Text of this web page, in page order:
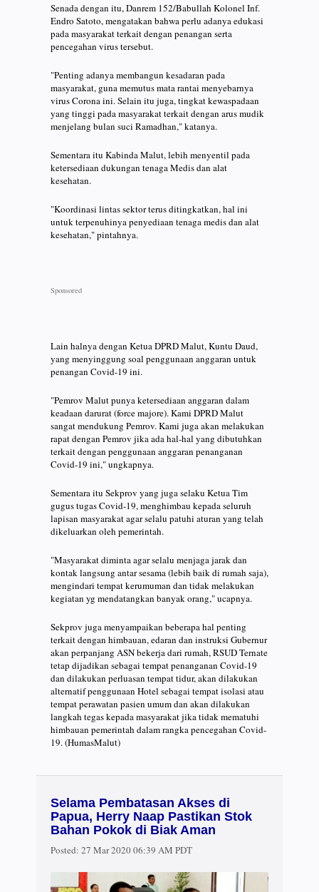
Senada dengan itu, Danrem 152/Babullah Kolonel Inf.
Endro Satoto, mengatakan bahwa perlu adanya edukasi
pada masyarakat terkait dengan penangan serta
pencegahan virus tersebut.
"Penting adanya membangun kesadaran pada
masyarakat, guna memutus mata rantai menyebarnya
virus Corona ini. Selain itu juga, tingkat kewaspadaan
yang tinggi pada masyarakat terkait dengan arus mudik
menjelang bulan suci Ramadhan," katanya.
Sementara itu Kabinda Malut, lebih menyentil pada
ketersediaan dukungan tenaga Medis dan alat
kesehatan.
"Koordinasi lintas sektor terus ditingkatkan, hal ini
untuk terpenuhinya penyediaan tenaga medis dan alat
kesehatan," pintahnya.
Lain halnya dengan Ketua DPRD Malut, Kuntu Daud,
yang menyinggung soal penggunaan anggaran untuk
penangan Covid-19 ini.
"Pemrov Malut punya ketersediaan anggaran dalam
keadaan darurat (force majore). Kami DPRD Malut
sangat mendukung Pemrov. Kami juga akan melakukan
rapat dengan Pemrov jika ada hal-hal yang dibutuhkan
terkait dengan penggunaan anggaran penanganan
Covid-19 ini," ungkapnya.
Sementara itu Sekprov yang juga selaku Ketua Tim
gugus tugas Covid-19, menghimbau kepada seluruh
lapisan masyarakat agar selalu patuhi aturan yang telah
dikeluarkan oleh pemerintah.
"Masyarakat diminta agar selalu menjaga jarak dan
kontak langsung antar sesama (lebih baik di rumah saja),
mengindari tempat kerumuman dan tidak melakukan
kegiatan yg mendatangkan banyak orang," ucapnya.
Sekprov juga menyampaikan beberapa hal penting
terkait dengan himbauan, edaran dan instruksi Gubernur
akan perpanjang ASN bekerja dari rumah, RSUD Ternate
tetap dijadikan sebagai tempat penanganan Covid-19
dan dilakukan perluasan tempat tidur, akan dilakukan
alternatif penggunaan Hotel sebagai tempat isolasi atau
tempat perawatan pasien umum dan akan dilakukan
langkah tegas kepada masyarakat jika tidak mematuhi
himbauan pemerintah dalam rangka pencegahan Covid-
19. (HumasMalut)
Selama Pembatasan Akses di
Papua, Herry Naap Pastikan Stok
Bahan Pokok di Biak Aman
Posted: 27 Mar 2020 06:39 AM PDT